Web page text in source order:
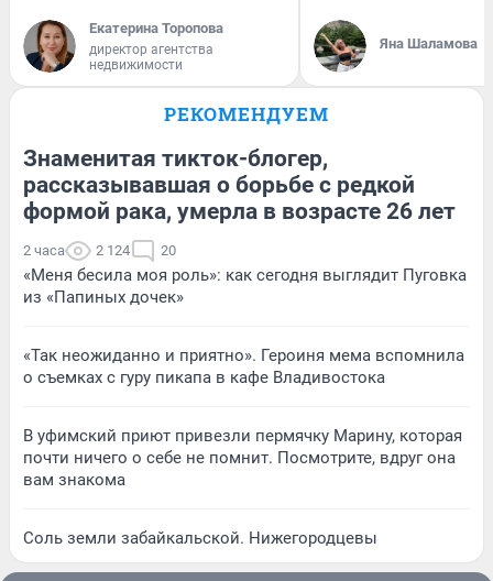
Екатерина Торопова
директор агентства
недвижимости
Яна Шаламова
РЕКОМЕНДУЕМ
Знаменитая тикток-блогер,
рассказывавшая о борьбе с редкой
формой рака, умерла в возрасте 26 лет
2 часа 2 124 20
«Меня бесила моя роль»: как сегодня выглядит Пуговка
из «Папиных дочек»
«Так неожиданно и приятно». Героиня мема вспомнила
о съемках с гуру пикапа в кафе Владивостока
В уфимский приют привезли пермячку Марину, которая
почти ничего о себе не помнит. Посмотрите, вдруг она
вам знакома
Соль земли забайкальской. Нижегородцевы